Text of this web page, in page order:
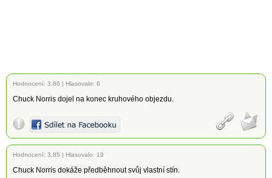
Hodnocení: 3.86 | Hlasovalo: 6
Chuck Norris dojel na konec kruhového objezdu.
Hodnocení: 3.85 | Hlasovalo: 19
Chuck Norris dokáže předběhnout svůj vlastní stín.